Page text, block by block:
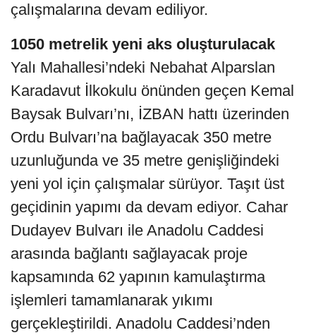
çalışmalarına devam ediliyor.
1050 metrelik yeni aks oluşturulacak
Yalı Mahallesi’ndeki Nebahat Alparslan
Karadavut İlkokulu önünden geçen Kemal
Baysak Bulvarı’nı, İZBAN hattı üzerinden
Ordu Bulvarı’na bağlayacak 350 metre
uzunluğunda ve 35 metre genişliğindeki
yeni yol için çalışmalar sürüyor. Taşıt üst
geçidinin yapımı da devam ediyor. Cahar
Dudayev Bulvarı ile Anadolu Caddesi
arasında bağlantı sağlayacak proje
kapsamında 62 yapının kamulaştırma
işlemleri tamamlanarak yıkımı
gerçekleştirildi. Anadolu Caddesi’nden